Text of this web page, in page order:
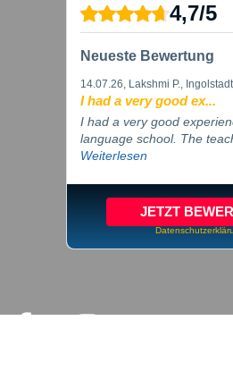
4,7/5
Neueste Bewertung
14.07.26, Lakshmi P., Ingolstadt
I had a very good ex...
I had a very good
language school. The
Weiterlesen
JETZT